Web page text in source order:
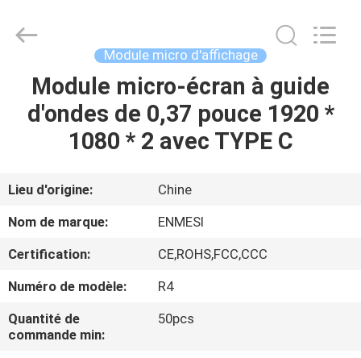
MAISON
PRODUITS
AU
SUJET
DE
VISITE
Intelligence
Technology
Module micro d'affichage
Module micro-écran à guide
d'ondes de 0,37 pouce 1920 *
1080 * 2 avec TYPE C
Lieu d'origine:
Chine
Nom de marque:
ENMESI
Certification:
CE,ROHS,FCC,CCC
Numéro de modèle:
R4
Quantité de
commande min:
50pcs